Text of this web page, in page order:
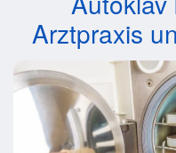
Arztpraxis